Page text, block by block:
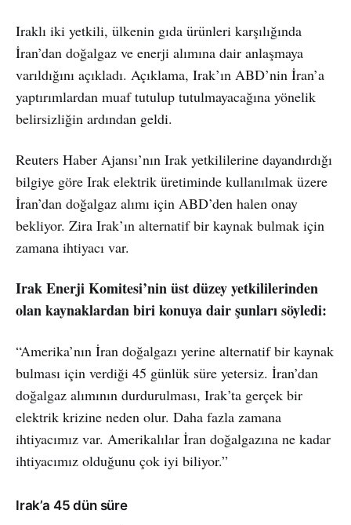
Iraklı iki yetkili, ülkenin gıda ürünleri karşılığında
İran’dan doğalgaz ve enerji alımına dair anlaşmaya
varıldığını açıkladı. Açıklama, Irak’ın ABD’nin İran’a
yaptırımlardan muaf tutulup tutulmayacağına yönelik
belirsizliğin ardından geldi.
Reuters Haber Ajansı’nın Irak yetkililerine dayandırdığı
bilgiye göre Irak elektrik üretiminde kullanılmak üzere
İran’dan doğalgaz alımı için ABD’den halen onay
bekliyor. Zira Irak’ın alternatif bir kaynak bulmak için
zamana ihtiyacı var.
Irak Enerji Komitesi’nin üst düzey yetkililerinden
olan kaynaklardan biri konuya dair şunları söyledi:
“Amerika’nın İran doğalgazı yerine alternatif bir kaynak
bulması için verdiği 45 günlük süre yetersiz. İran’dan
doğalgaz alımının durdurulması, Irak’ta gerçek bir
elektrik krizine neden olur. Daha fazla zamana
ihtiyacımız var. Amerikalılar İran doğalgazına ne kadar
ihtiyacımız olduğunu çok iyi biliyor.”
Irak’a 45 dün süre